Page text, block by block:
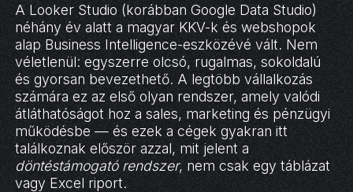
A Looker Studio (korábban Google Data Studio)
néhány év alatt a magyar KKV-k és webshopok
alap Business Intelligence-eszközévé vált. Nem
véletlenül: egyszerre olcsó, rugalmas, sokoldalú
és gyorsan bevezethető. A legtöbb vállalkozás
számára ez az első olyan rendszer, amely valódi
átláthatóságot hoz a sales, marketing és pénzügyi
működésbe — és ezek a cégek gyakran itt
találkoznak először azzal, mit jelent a
döntéstámogató rendszer, nem csak egy táblázat
vagy Excel riport.